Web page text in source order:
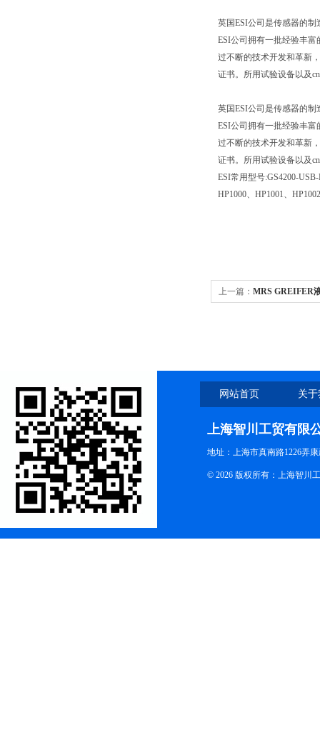
英国ESI公司是传感器的
ESI公司拥有一批经验丰
过不断的技术开发和革新
证书。所用试验设备以及
英国ESI公司是传感器的
ESI公司拥有一批经验丰
过不断的技术开发和革新
证书。所用试验设备以及
ESI常用型号:GS4200-
HP1000、HP1001、
上一篇： MRS GREIFER
网站首页 关
上海智川工贸有限
地址：上海市真南路1226弄
© 2026 版权所有：上海智川